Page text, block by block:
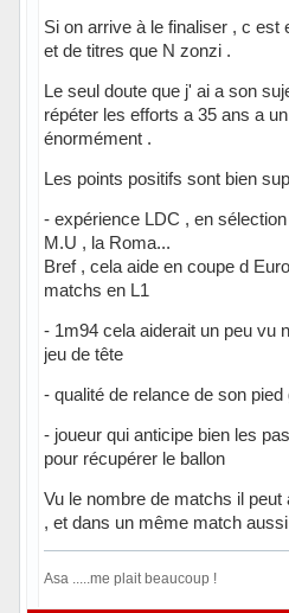
Si on arrive à le finaliser , c est
et de titres que N zonzi .
Le seul doute que j' ai a son
répéter les efforts a 35 ans a
énormément .
Les points positifs sont bien
- expérience LDC , en
M.U , la Roma...
Bref , cela aide en coupe d
matchs en L1
- 1m94 cela aiderait un peu vu
jeu de tête
- qualité de relance de son pied
- joueur qui anticipe bien les
pour récupérer le ballon
Vu le nombre de matchs il
, et dans un même match
Asa .....me plait beaucoup !